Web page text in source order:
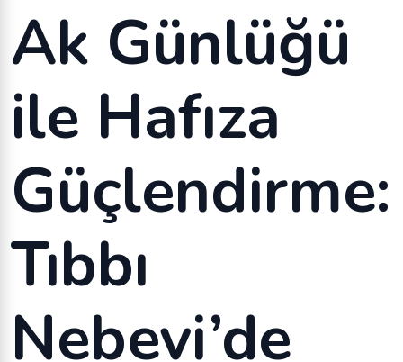
Ak Günlüğü
ile Hafıza
Güçlendirme:
Tıbbı
Nebevi’de